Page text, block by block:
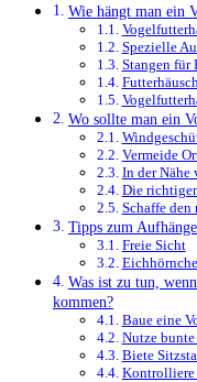
Wie hängt man ein
Spezielle
Stangen für
Wo sollte man ein
Vermeide
In der Nähe
Die
Schaffe den
Tipps zum
Freie Sicht
Was ist zu tun,
kommen?
Baue eine
Nutze bunte
Biete
Kontrolliere